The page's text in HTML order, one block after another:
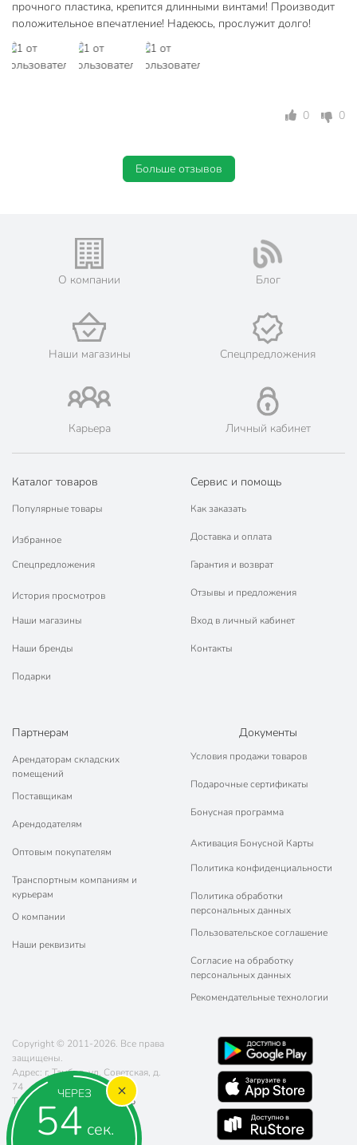
ЧЕРЕЗ
54 сек.
прочного пластика, крепится длинными винтами! Производит
положительное впечатление! Надеюсь, прослужит долго!
0 0
Больше отзывов
О компании Блог
Наши магазины Спецпредложения
Карьера Личный кабинет
Каталог товаров
Популярные товары
Избранное
Спецпредложения
История просмотров
Наши магазины
Наши бренды
Подарки
Сервис и помощь
Как заказать
Доставка и оплата
Гарантия и возврат
Отзывы и предложения
Вход в личный кабинет
Контакты
Партнерам
Арендаторам складских
помещений
Поставщикам
Арендодателям
Оптовым покупателям
Транспортным компаниям и
курьерам
О компании
Наши реквизиты
Документы
Условия продажи товаров
Подарочные сертификаты
Бонусная программа
Активация Бонусной Карты
Политика конфиденциальности
Политика обработки
персональных данных
Пользовательское соглашение
Согласие на обработку
персональных данных
Рекомендательные технологии
Copyright © 2011-2026. Все права
защищены.
Адрес: г. Тамбов, ул. Советская, д.
74
Телефон:
8 (800) 770-77-06
Почта:sales@poryadok.ru